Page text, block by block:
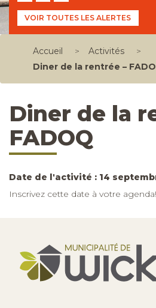
VOIR TOUTES LES ALERTES
Accueil > Activités
>
Diner de la rentrée –
Diner de la
FADOQ
Date de l'activité : 14
Inscrivez cette date à votre agenda!